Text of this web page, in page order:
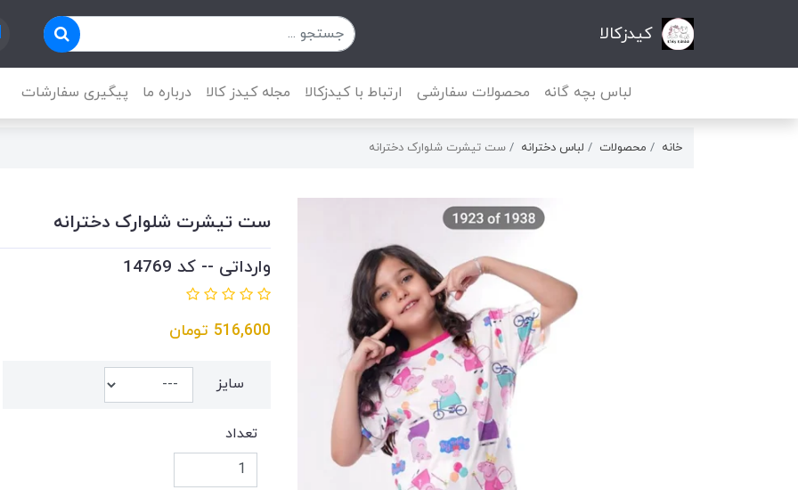
کیدزکالا
لباس بچه گانه محصولات سفارشی ارتباط با کیدزکالا مجله کیدز کالا درباره ما پیگیری سفارشات
خانه محصولات لباس دخترانه ست تیشرت شلوارک دخترانه
ست تیشرت شلوارک دخترانه
وارداتی -- کد 14769
516,600 تومان
سایز
تعداد